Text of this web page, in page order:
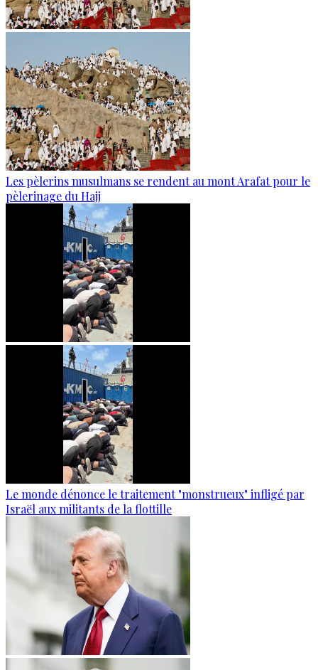
Les pèlerins musulmans se rendent au mont Arafat pour le
pèlerinage du Hajj
Le monde dénonce le traitement "monstrueux" infligé par
Israël aux militants de la flottille